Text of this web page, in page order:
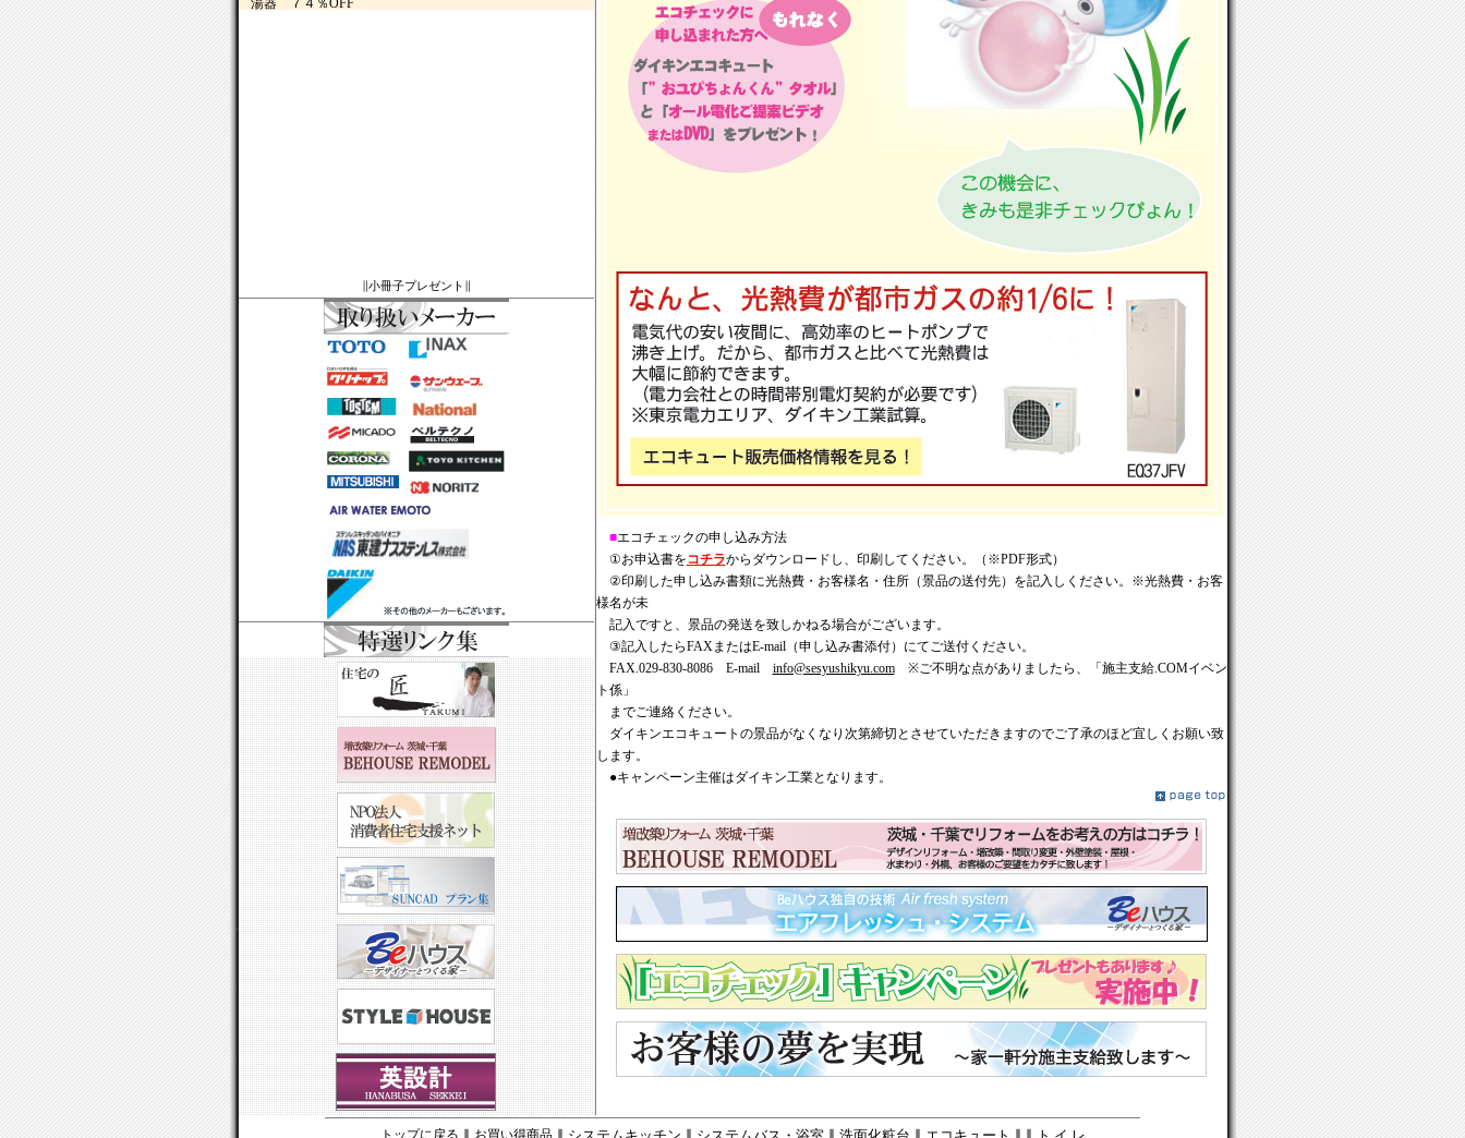
∥小冊子プレゼント∥
■エコチェックの申し込み方法
①お申込書をコチラからダウンロードし、印刷してください。（※PDF形式）
②印刷した申し込み書類に光熱費・お客様名・住所（景品の送付先）を記入しください。※光熱費・お客
様名が未
記入ですと、景品の発送を致しかねる場合がございます。
③記入したらFAXまたはE-mail（申し込み書添付）にてご送付ください。
FAX.029-830-8086 E-mail info@sesyushikyu.com※ご不明な点がありましたら、「施主支給.COMイベン
ト係」
までご連絡ください。
ダイキンエコキュートの景品がなくなり次第締切とさせていただきますのでご了承のほど宜しくお願い致
します。
●キャンペーン主催はダイキン工業となります。